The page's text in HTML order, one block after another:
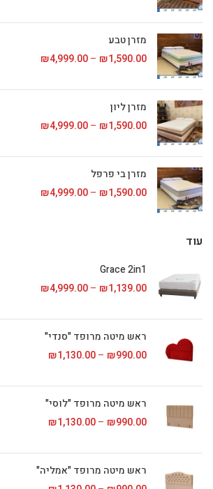
מזרן טבע
₪1,590.00
–
₪4,999.00
מזרן ליון
₪1,590.00
–
₪4,999.00
מזרן בי פרפל
₪1,590.00
–
₪4,999.00
עוד
Grace 2in1
₪1,139.00
–
₪4,999.00
ראש מיטה מרופד "סנדי"
₪990.00
–
₪1,130.00
ראש מיטה מרופד "לוסי"
₪990.00
–
₪1,130.00
ראש מיטה מרופד "אמליה"